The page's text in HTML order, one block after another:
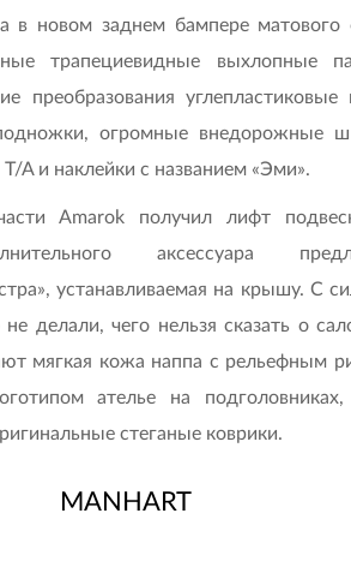
в новом заднем бампере матового
трапециевидные выхлопные
преобразования углепластиковые
огромные внедорожные
A и наклейки с названием «Эми».
Amarok получил лифт
аксессуара
устанавливаемая на крышу. С
не делали, чего нельзя сказать о
мягкая кожа наппа с рельефным
ателье на подголовниках,
стеганые коврики.
MANHART